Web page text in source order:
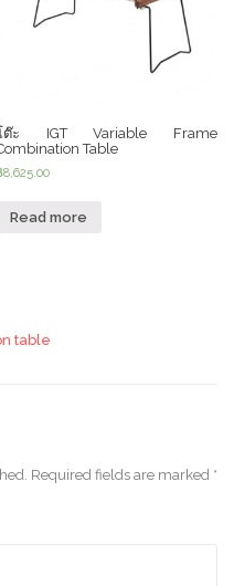
ต๊ะ IGT Variable Frame
Table
8,625.00
Read more
table
Required fields are marked *